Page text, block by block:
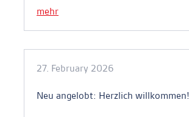
mehr
27. February 2026
Neu angelobt: Herzlich willkommen!